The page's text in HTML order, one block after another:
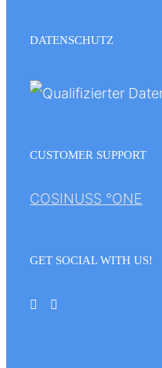
DATENSCHUTZ
CUSTOMER SUPPORT
COSINUSS °ONE
GET SOCIAL WITH US!